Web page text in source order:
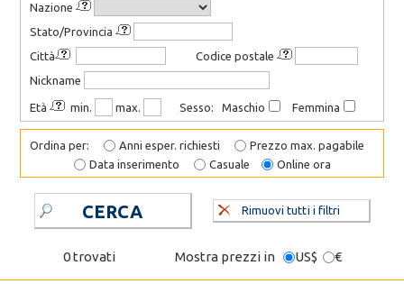
Nazione
Stato/Provincia
Città
Codice postale
Nickname
Età min. max. Sesso: Maschio Femmina
Ordina per: Anni esper. richiesti
Prezzo max. pagabile
Data inserimento
Casuale Online ora
CERCA Rimuovi tutti i filtri
0 trovati Mostra prezzi in US$ €